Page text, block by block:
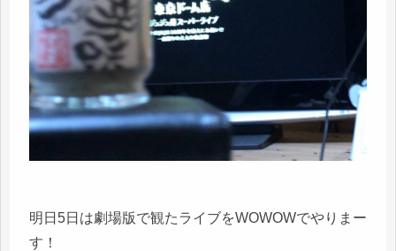
明日5日は劇場版で観たライブをWOWOWでやりまー
す！